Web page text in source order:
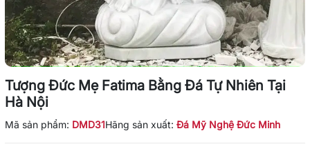
Tượng Đức Mẹ Fatima Bằng Đá Tự Nhiên Tại
Hà Nội
Mã sản phẩm: DMD31Hãng sản xuất: Đá Mỹ Nghệ Đức Minh